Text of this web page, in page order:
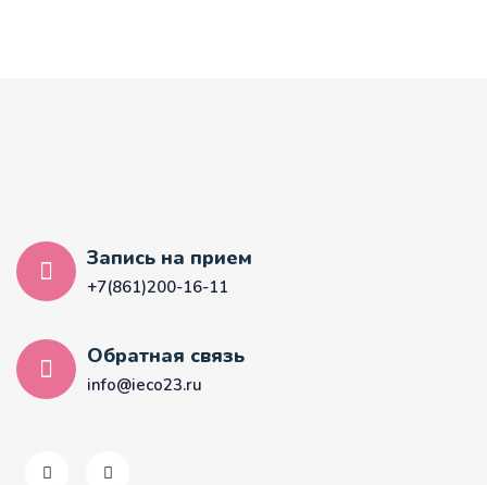
Запись на прием
+7(861)200-16-11
Обратная связь
info@ieco23.ru